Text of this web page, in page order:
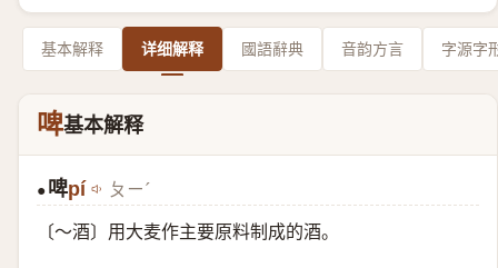
基本解释 详细解释 國語辭典 音韵方言 字源字
啤基本解释
● 啤pí ㄆㄧˊ
〔～酒〕用大麦作主要原料制成的酒。